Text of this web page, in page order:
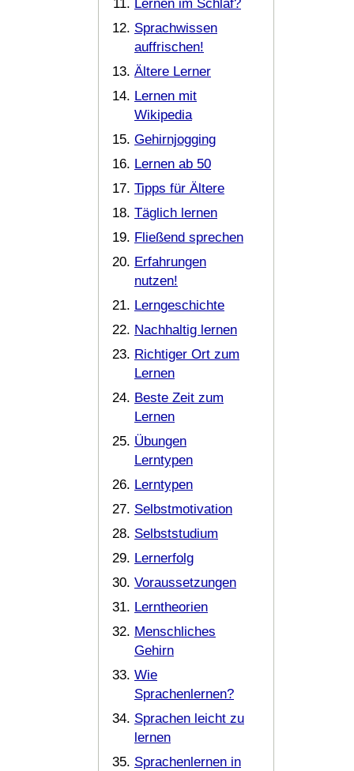
Lernen im Schlaf?
Sprachwissen
auffrischen!
Ältere Lerner
Lernen mit
Wikipedia
Gehirnjogging
Lernen ab 50
Tipps für Ältere
Täglich lernen
Fließend sprechen
Erfahrungen
nutzen!
Lerngeschichte
Nachhaltig lernen
Richtiger Ort zum
Lernen
Beste Zeit zum
Lernen
Übungen
Lerntypen
Lerntypen
Selbstmotivation
Selbststudium
Lernerfolg
Voraussetzungen
Lerntheorien
Menschliches
Gehirn
Wie
Sprachenlernen?
Sprachen leicht zu
lernen
Sprachenlernen in